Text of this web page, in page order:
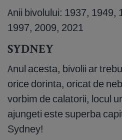
Anii bivolului: 1937, 1949,
1997, 2009, 2021
SYDNEY
Anul acesta, bivolii ar
orice dorinta, oricat de
vorbim de calatorii, locul
ajungeti este superba
Sydney!